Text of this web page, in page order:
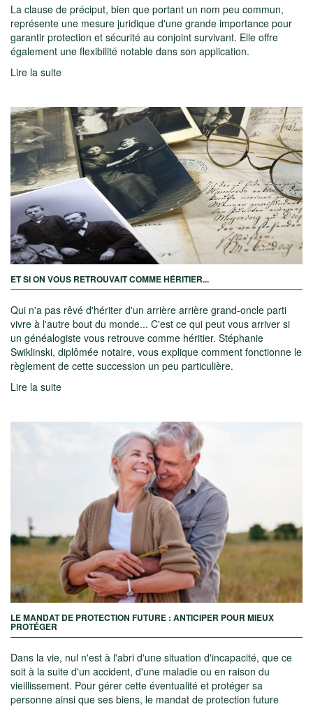
La clause de préciput, bien que portant un nom peu commun,
représente une mesure juridique d'une grande importance pour
garantir protection et sécurité au conjoint survivant. Elle offre
également une flexibilité notable dans son application.
Lire la suite
ET SI ON VOUS RETROUVAIT COMME HÉRITIER...
Qui n'a pas rêvé d'hériter d'un arrière arrière grand-oncle parti
vivre à l'autre bout du monde... C'est ce qui peut vous arriver si
un généalogiste vous retrouve comme héritier. Stéphanie
Swiklinski, diplômée notaire, vous explique comment fonctionne le
règlement de cette succession un peu particulière.
Lire la suite
LE MANDAT DE PROTECTION FUTURE : ANTICIPER POUR MIEUX
PROTÉGER
Dans la vie, nul n'est à l'abri d'une situation d'incapacité, que ce
soit à la suite d'un accident, d'une maladie ou en raison du
vieillissement. Pour gérer cette éventualité et protéger sa
personne ainsi que ses biens, le mandat de protection future